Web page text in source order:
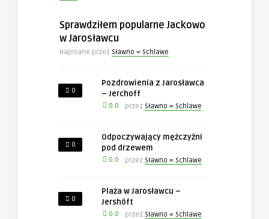
Sprawdziłem popularne Jackowo
w Jarosławcu
Napisane przez Sławno = Schlawe
0
Pozdrowienia z Jarosławca
– Jerchoff
0.0 przez Sławno = Schlawe
0
Odpoczywający mężczyźni
pod drzewem
0.0 przez Sławno = Schlawe
0
Plaża w Jarosławcu –
Jershöft
0.0 przez Sławno = Schlawe